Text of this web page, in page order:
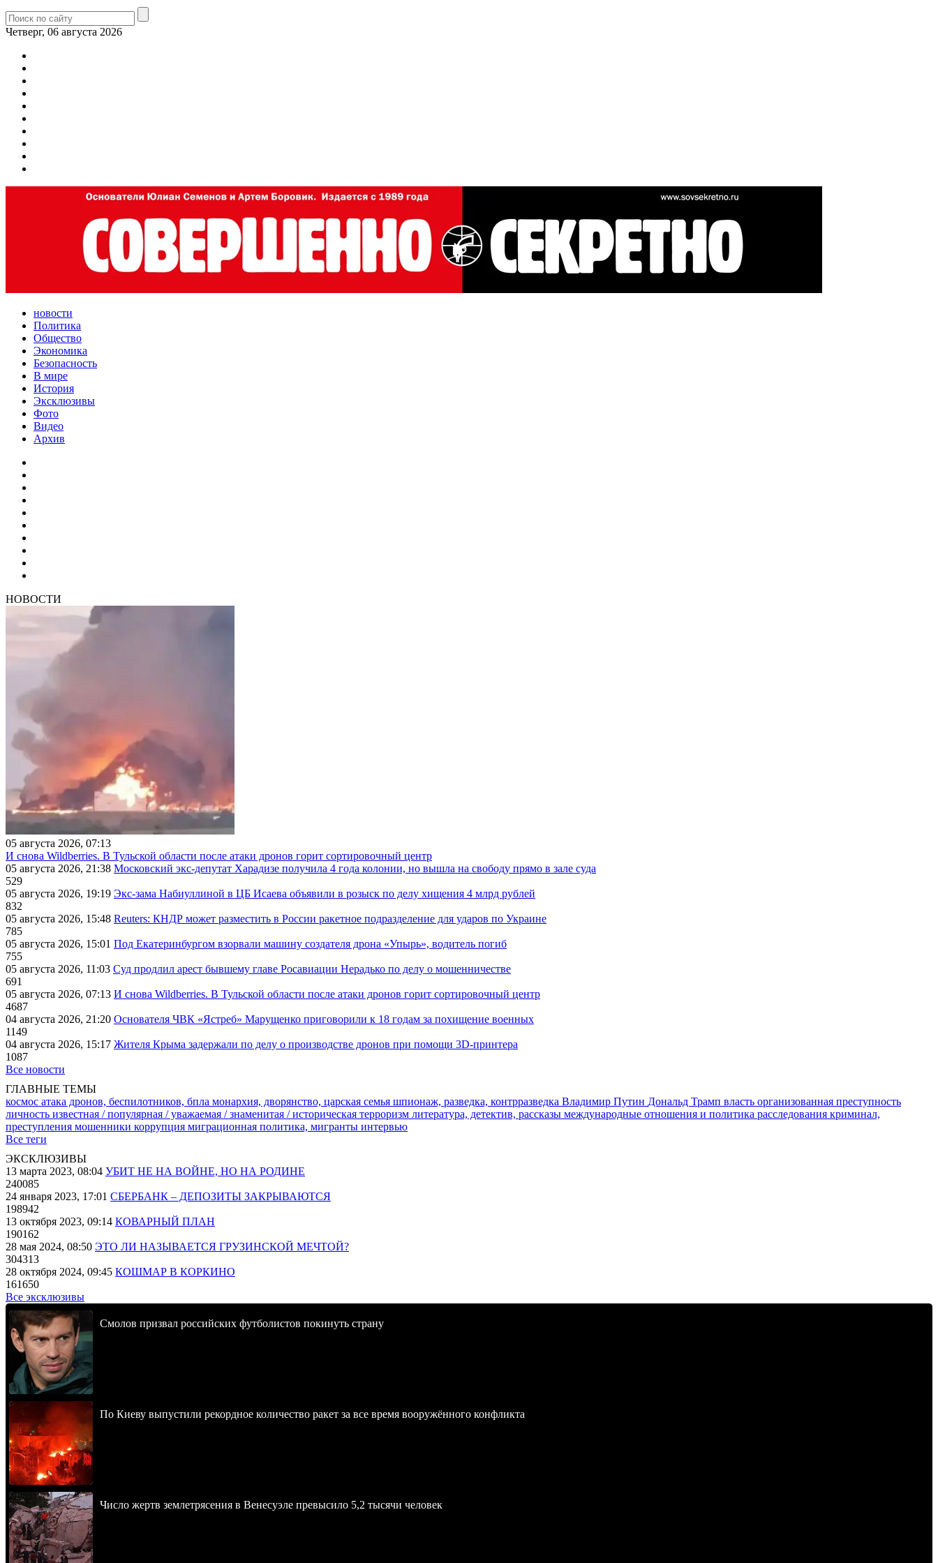
Четверг, 06 августа 2026
новости
Политика
Общество
Экономика
Безопасность
В мире
История
Эксклюзивы
Фото
Видео
Архив
НОВОСТИ
05 августа 2026, 07:13
И снова Wildberries. В Тульской области после атаки дронов горит сортировочный центр
05 августа 2026, 21:38 Московский экс-депутат Харадизе получила 4 года колонии, но вышла на свободу прямо в зале суда
529
05 августа 2026, 19:19 Экс-зама Набиуллиной в ЦБ Исаева объявили в розыск по делу хищения 4 млрд рублей
832
05 августа 2026, 15:48 Reuters: КНДР может разместить в России ракетное подразделение для ударов по Украине
785
05 августа 2026, 15:01 Под Екатеринбургом взорвали машину создателя дрона «Упырь», водитель погиб
755
05 августа 2026, 11:03 Суд продлил арест бывшему главе Росавиации Нерадько по делу о мошенничестве
691
05 августа 2026, 07:13 И снова Wildberries. В Тульской области после атаки дронов горит сортировочный центр
4687
04 августа 2026, 21:20 Основателя ЧВК «Ястреб» Марущенко приговорили к 18 годам за похищение военных
1149
04 августа 2026, 15:17 Жителя Крыма задержали по делу о производстве дронов при помощи 3D‑принтера
1087
Все новости
ГЛАВНЫЕ ТЕМЫ
космос атака дронов, беспилотников, бпла монархия, дворянство, царская семья шпионаж, разведка, контрразведка Владимир Путин Дональд Трамп власть организованная преступность
личность известная / популярная / уважаемая / знаменитая / историческая терроризм литература, детектив, рассказы международные отношения и политика расследования криминал,
преступления мошенники коррупция миграционная политика, мигранты интервью
Все теги
ЭКСКЛЮЗИВЫ
13 марта 2023, 08:04 УБИТ НЕ НА ВОЙНЕ, НО НА РОДИНЕ
240085
24 января 2023, 17:01 СБЕРБАНК – ДЕПОЗИТЫ ЗАКРЫВАЮТСЯ
198942
13 октября 2023, 09:14 КОВАРНЫЙ ПЛАН
190162
28 мая 2024, 08:50 ЭТО ЛИ НАЗЫВАЕТСЯ ГРУЗИНСКОЙ МЕЧТОЙ?
304313
28 октября 2024, 09:45 КОШМАР В КОРКИНО
161650
Все эксклюзивы
Смолов призвал российских футболистов покинуть страну
По Киеву выпустили рекордное количество ракет за все время вооружённого конфликта
Число жертв землетрясения в Венесуэле превысило 5,2 тысячи человек